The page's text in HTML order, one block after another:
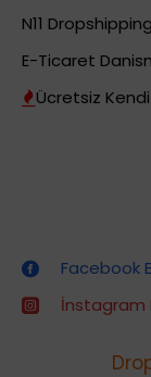
N11
E-Ticaret
Ücretsiz
Facebook
İnstagram